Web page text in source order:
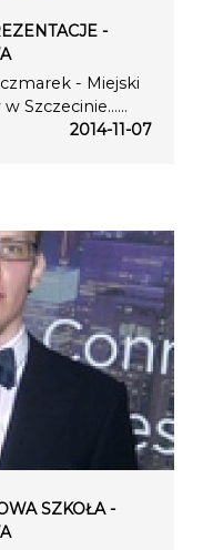
-
- Miejski
Szczecinie…...
2014-11-07
SZKOŁA -